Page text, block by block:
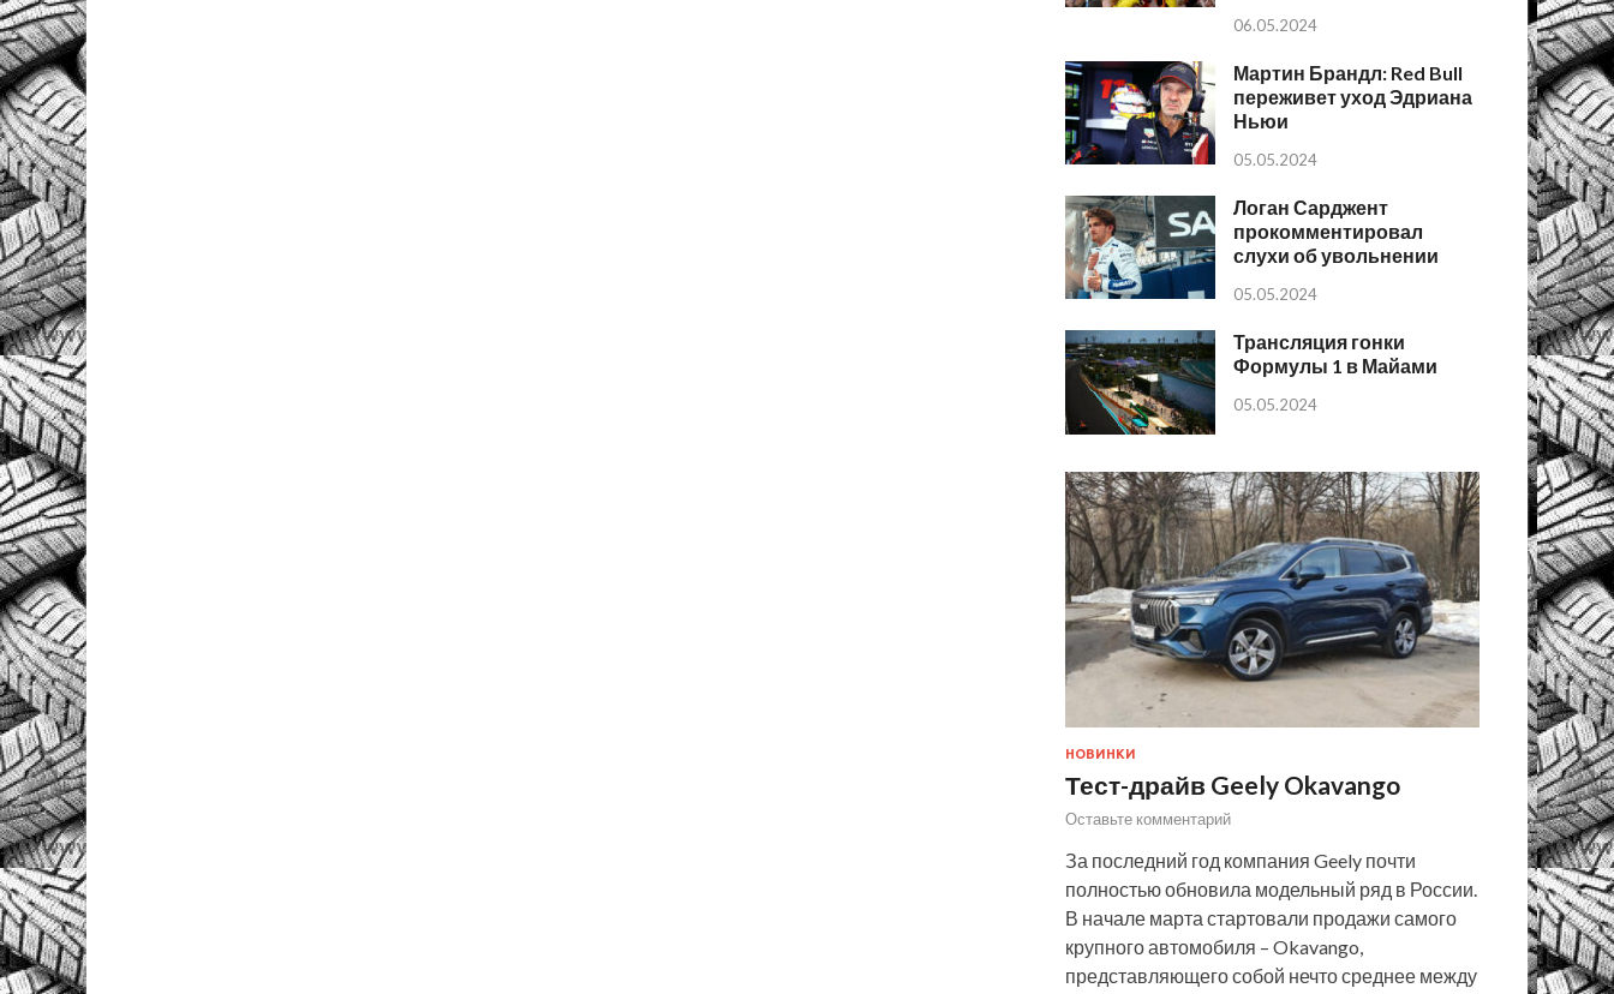
06.05.2024
Мартин Брандл: Red Bull
переживет уход Эдриана
Ньюи
05.05.2024
Логан Сарджент
прокомментировал
слухи об увольнении
05.05.2024
Трансляция гонки
Формулы 1 в Майами
05.05.2024
НОВИНКИ
Тест-драйв Geely Okavango
Оставьте комментарий
За последний год компания Geely почти
полностью обновила модельный ряд в России.
В начале марта стартовали продажи самого
крупного автомобиля – Okavango,
представляющего собой нечто среднее между